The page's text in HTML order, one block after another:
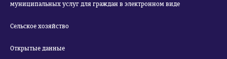
муниципальных услуг для граждан в электронном виде
Сельское хозяйство
Открытые данные